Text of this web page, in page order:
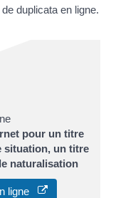
duplicata en ligne.
pour un titre
situation, un titre
naturalisation
ligne